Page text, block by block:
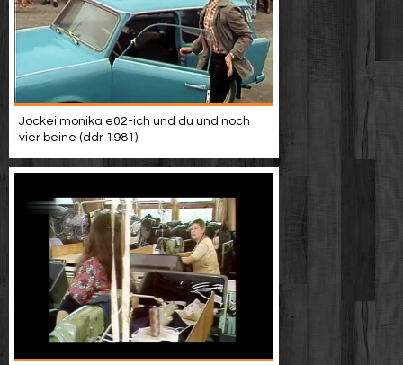
Jockei monika e02-ich und du und noch
vier beine (ddr 1981)